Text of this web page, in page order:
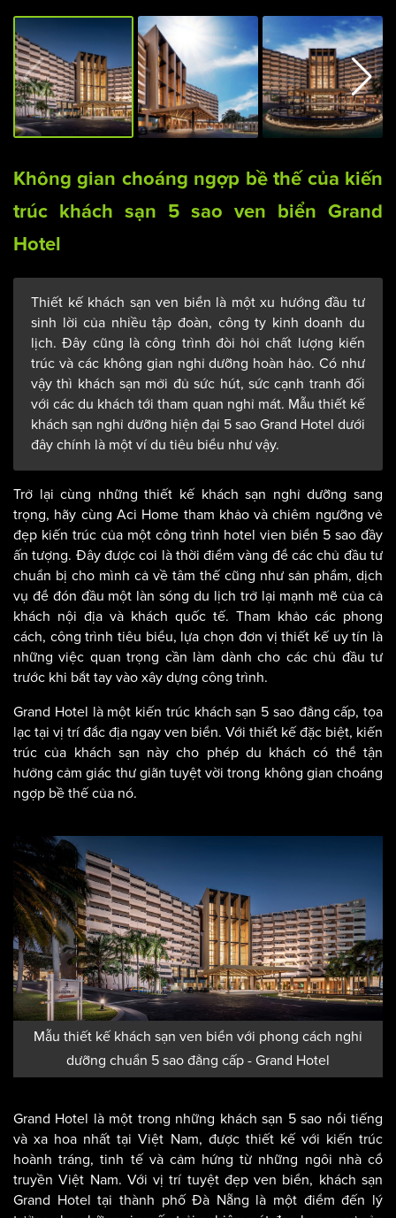
trúc khách sạn 5 saoven biển Grand
Hotel
Thiết kế khách sạn ven biển là một xu hướng đầu tư
sinh lời của nhiều tập đoàn, công ty kinh doanh du
lịch. Đây cũng là công trình đòi hỏi chất lượng kiến
trúc và các không gian nghỉ dưỡng hoàn hảo. Có như
vậy thì khách sạn mởi đủ sức hút, sức cạnh tranh đối
với các du khách tới tham quan nghỉ mát. Mẫu thiết kế
khách sạn nghỉ dưỡng hiện đại 5 sao Grand Hotel dưới
đây chính là một ví du tiêu biểu như vậy.
Trở lại cùng những thiết kế khách sạn nghỉ dưỡng sang
trọng, hãy cùng Aci Home tham khảo và chiêm ngưỡng vẻ
đẹp kiến trúc của một công trình hotel vien biển 5 sao đầy
ấn tượng. Đây được coi là thời điểm vàng để các chủ đầu tư
chuẩn bị cho mình cả về tâm thế cũng như sản phẩm, dịch
vụ để đón đầu một làn sóng du lịch trở lại mạnh mẽ của cả
khách nội địa và khách quốc tế. Tham khảo các phong
cách, công trình tiêu biểu, lựa chọn đơn vị thiết kế uy tín là
những việc quan trọng cần làm dành cho các chủ đầu tư
trước khi bắt tay vào xây dựng công trình.
lạc tại vị trí đắc địa ngay ven biển. Với thiết kế đặc biệt, kiến
trúc của khách sạn này cho phép du khách có thể tận
hưởng cảm giác thư giãn tuyệt vời trong không gian choáng
ngợp bề thế của nó.
Mẫu thiết kế khách sạn ven biển với phong cách nghỉ
dưỡng chuẩn 5 sao đẳng cấp - Grand Hotel